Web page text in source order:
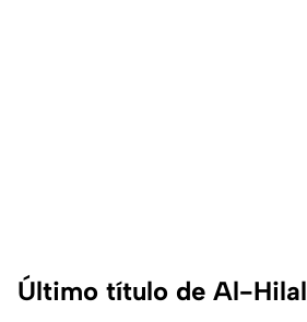
Último título de Al-Hilal